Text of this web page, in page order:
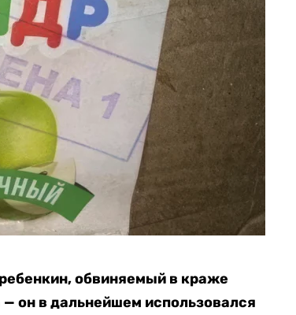
обвиняемый в краже
он в дальнейшем использовался